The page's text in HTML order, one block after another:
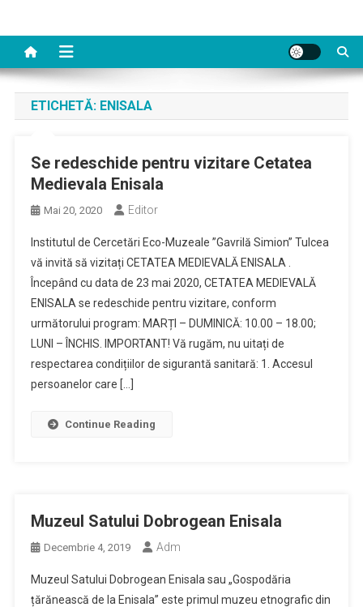
ETICHETĂ: ENISALA
Se redeschide pentru vizitare Cetatea
Medievala Enisala
Mai 20, 2020 Editor
Institutul de Cercetări Eco-Muzeale ”Gavrilă Simion” Tulcea
vă invită să vizitați CETATEA MEDIEVALĂ ENISALA .
Începând cu data de 23 mai 2020, CETATEA MEDIEVALĂ
ENISALA se redeschide pentru vizitare, conform
următorului program: MARȚI – DUMINICĂ: 10.00 – 18.00;
LUNI – ÎNCHIS. IMPORTANT! Vă rugăm, nu uitați de
respectarea condițiilor de sigurantă sanitară: 1. Accesul
persoanelor care […]
Continue Reading
Muzeul Satului Dobrogean Enisala
Decembrie 4, 2019 Adm
Muzeul Satului Dobrogean Enisala sau „Gospodăria
țărănească de la Enisala” este primul muzeu etnografic din